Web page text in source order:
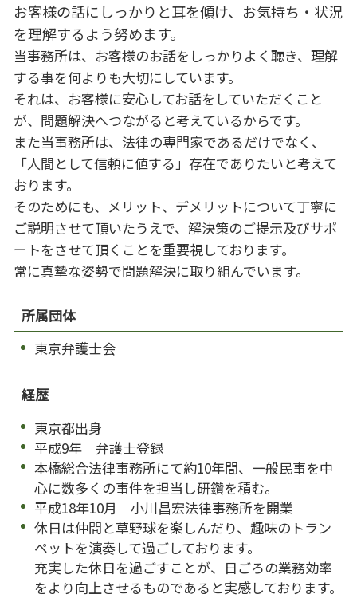
お客様の話にしっかりと耳を傾け、お気持ち・状況
を理解するよう努めます。
当事務所は、お客様のお話をしっかりよく聴き、理解
する事を何よりも大切にしています。
それは、お客様に安心してお話をしていただくこと
が、問題解決へつながると考えているからです。
また当事務所は、法律の専門家であるだけでなく、
「人間として信頼に値する」存在でありたいと考えて
おります。
そのためにも、メリット、デメリットについて丁寧に
ご説明させて頂いたうえで、解決策のご提示及びサポ
ートをさせて頂くことを重要視しております。
常に真摯な姿勢で問題解決に取り組んでいます。
所属団体
東京弁護士会
経歴
東京都出身
平成9年 弁護士登録
本橋総合法律事務所にて約10年間、一般民事を中
心に数多くの事件を担当し研鑽を積む。
平成18年10月 小川昌宏法律事務所を開業
休日は仲間と草野球を楽しんだり、趣味のトラン
ペットを演奏して過ごしております。
充実した休日を過ごすことが、日ごろの業務効率
をより向上させるものであると実感しております。